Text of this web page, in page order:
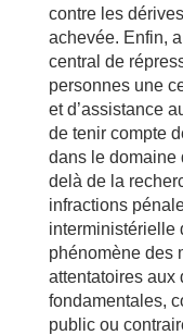
contre les
achevée. Enfin,
central de
personnes une
et d’assistance
de tenir compte
dans le domaine
delà de la
infractions
interministérielle
phénomène des
attentatoires aux
fondamentales,
public ou